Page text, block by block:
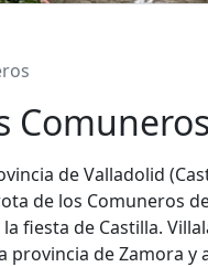
Comuneros
de Valladolid
de los Comuneros
fiesta de Castilla.
de Zamora